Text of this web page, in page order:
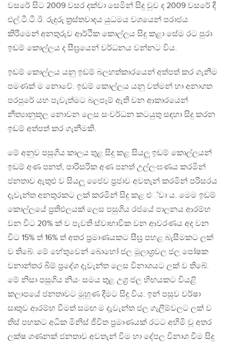
වසරේ සිට 2009 වසර දක්වා සෙමින් සිදු වුව ද 2009 වසරේ දී
එල්.ටී.ටී.ඊ. රුදුරු ත‍්‍රස්තවාදය යුධමය වශයෙන් පරාජය
කිරීමෙන් අනතුරුව ආර්ථික කොල්ලය සිදු කළා සේම රට පුරා
ඉඩම් කොල්ලය ද සීඝ‍්‍රයෙන් වර්ධනය වන්නට විය.
ඉඩම් කොල්ලය යනු ඉඩම් බලහත්කාරයෙන් අත්පත් කර ගැනීම
පමණක් ම නොවේ. ඉඩම් කොල්ලය යනු වත්මන් හා අනාගත
පරපුරේ යහ පැවැත්මට බලපෑම් ඇති වන ආකාරයෙන්
නීත්‍යානුකූල නොවන ලෙස සංවර්ධන කටයුතු සඳහා සිදු කරන
ඉඩම් අත්පත් කර ගැනීමකි.
මේ අනුව පසුගිය කාලය තුළ සිදු කළ සියලූ ඉඩම් කොල්ලයන්
ඉඩම් අණ පනත්, පාරිසරික අණ පනත් උල්ලංඝණය කරමින්
ජනතාව ඇතුළු ව සියලූ ජෛව ප‍්‍රජාව අවතැන් කරමින් පරිසරය
දැවැන්ත අනතුරකට ලක් කරමින් සිදු කළ එ්වා ය. මෙම ඉඩම්
කොල්ලයේ ප‍්‍රතිඵලයක් ලෙස පසුගිය රජයේ පාලනය ආරම්භ
වන විට 20% ක් ව පැවති ස්වාභාවික වන ආවරණය අද වන
විට 15% ත් 16% ත් අතර ප‍්‍රමාණයකට සීඝ‍්‍ර පහළ බැසීමකට ලක්
ව තිබේ. මේ හේතුවෙන් බොහෝ ජල මූලාශ‍්‍රවල ජල පෝෂක
වනාන්තර බිම් ප‍්‍රදේශ දැවැන්ත ලෙස විනාශයට ලක් ව තිබේ.
මේ නිසා පසුගිය නියං සමය තුළ උග‍්‍ර ජල හිඟයකට වියළි
කලාපයේ ජනතාවට මුහුණ දීමට සිදු විය. ඉන් පසුව වර්ෂා
සෘතුව ආරම්භ වීමත් සමඟ ම දැවැන්ත ජල ගැලීම්වලට ලක් ව
තිස් පහකට අධික මිනිස් ජීවිත ප‍්‍රමාණයක් රටට අහිමි වූ අතර
ලක්ෂ ගණනක් ජනතාව අවතැන් වීම හා දේපල විනාශ වීම සිදු